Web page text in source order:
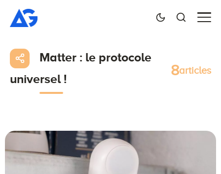
Matter : le protocole
universel !
8articles